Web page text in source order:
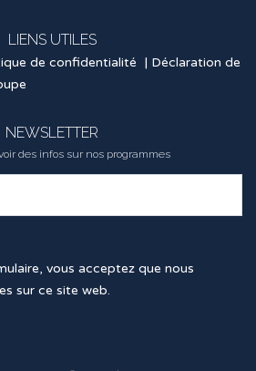
LIENS UTILES
de confidentialité | Déclaration de
NEWSLETTER
des infos sur nos programmes
vous acceptez que nous
sur ce site web.